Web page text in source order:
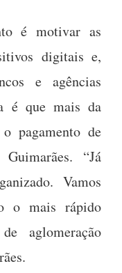
é motivar as
digitais e,
e agências
é que mais da
pagamento de
“Já
Vamos
o mais rápido
aglomeração